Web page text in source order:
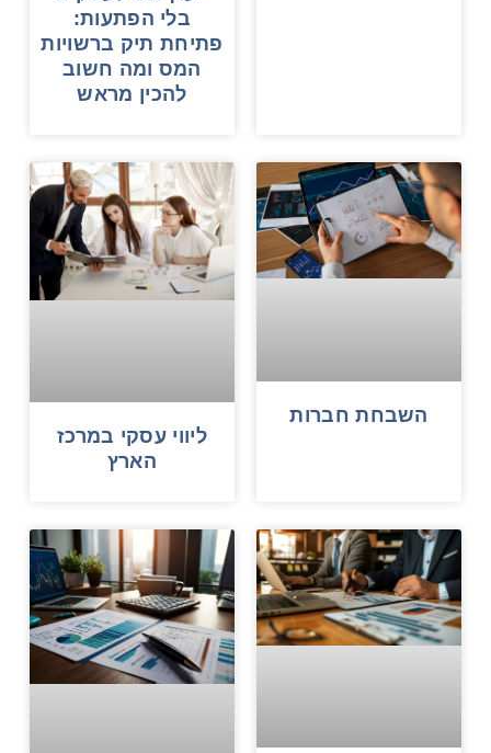
בלי הפתעות:
פתיחת תיק ברשויות
המס ומה חשוב
להכין מראש
השבחת חברות
ליווי עסקי במרכז
הארץ